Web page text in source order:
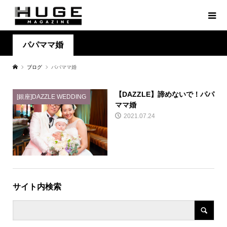
パパママ婚
ブログ パパママ婚
[銀座]DAZZLE WEDDING
【DAZZLE】諦めないで！パパ
ママ婚
2021.07.24
サイト内検索